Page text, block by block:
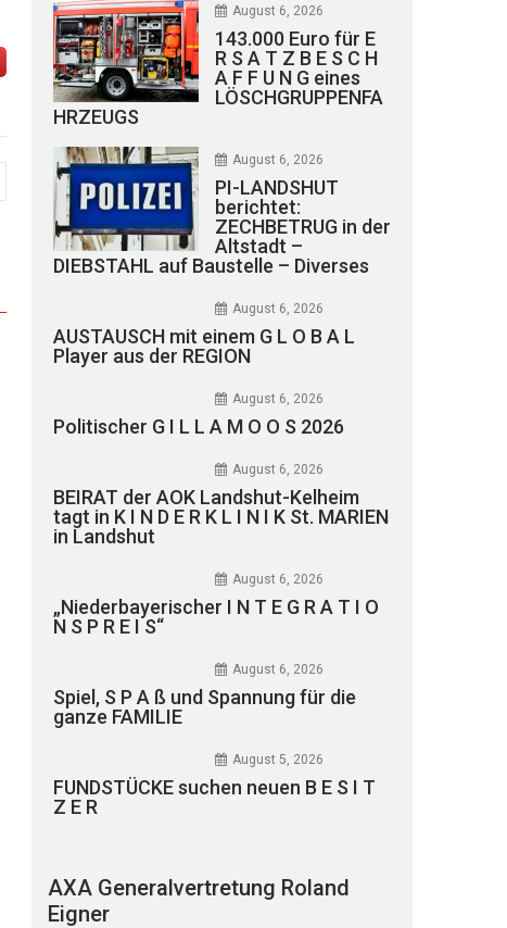
August 6, 2026
143.000 Euro für E
R S A T Z B E S C H
A F F U N G eines
LÖSCHGRUPPENFA
HRZEUGS
August 6, 2026
PI-LANDSHUT
berichtet:
ZECHBETRUG in der
Altstadt –
DIEBSTAHL auf Baustelle – Diverses
August 6, 2026
AUSTAUSCH mit einem G L O B A L
Player aus der REGION
August 6, 2026
Politischer G I L L A M O O S 2026
August 6, 2026
BEIRAT der AOK Landshut-Kelheim
tagt in K I N D E R K L I N I K St. MARIEN
in Landshut
August 6, 2026
„Niederbayerischer I N T E G R A T I O
N S P R E I S“
August 6, 2026
Spiel, S P A ß und Spannung für die
ganze FAMILIE
August 5, 2026
FUNDSTÜCKE suchen neuen B E S I T
Z E R
AXA Generalvertretung Roland
Eigner